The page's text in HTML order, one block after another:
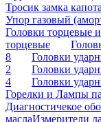
Тросик замка капота
Упор газовый
Головки торцевые
торцевые
8
Головки
2
Головки
4
Головки
Горелки и Лампы
Диагностичекое
маслаИзмерители